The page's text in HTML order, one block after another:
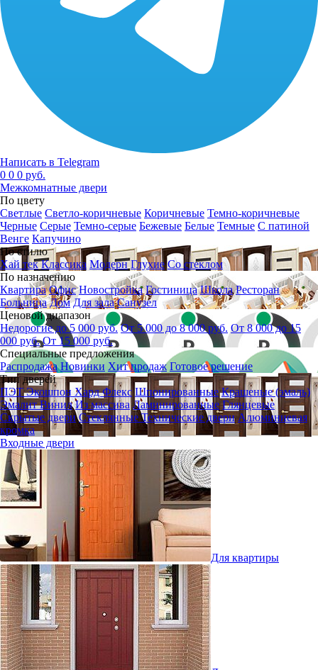
Написать в Telegram
0 0 0 руб.
Межкомнатные двери
По цвету
Светлые Светло-коричневые Коричневые Темно-коричневые
Черные Серые Темно-серые Бежевые Белые Темные С патиной
Венге Капучино
По стилю
Хай тек Классика Модерн Глухие Со стеклом
По назначению
Квартира Офис Новостройка Гостиница Школа Ресторан
Больница Дом Для зала Санузел
Ценовой диапазон
Недорогие до 5 000 руб. От 5 000 до 8 000 руб. От 8 000 до 15
000 руб. От 15 000 руб.
Специальные предложения
Распродажа Новинки Хит продаж Готовое решение
Тип дверей
ПЭТЭкошпон Хард Флекс Шпонированные Крашеные (эмаль)
ЭмалитВинил Из массива Ламинированные Глянцевые
Скрытые двери СтеклянныеТехнические двери Алюминиевая
кромка
Входные двери
Для квартиры